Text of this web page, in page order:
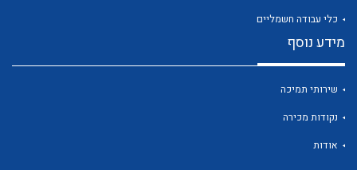
כלי עבודה חשמליים
מידע נוסף
שירותי תמיכה
נקודות מכירה
אודות